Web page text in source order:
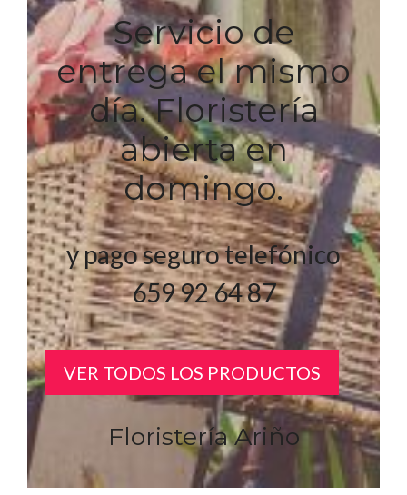
Servicio de
entrega el mismo
día. Floristería
abierta en
domingo.
y pago seguro telefónico
659 92 64 87
VER TODOS LOS PRODUCTOS
Floristería Ariño